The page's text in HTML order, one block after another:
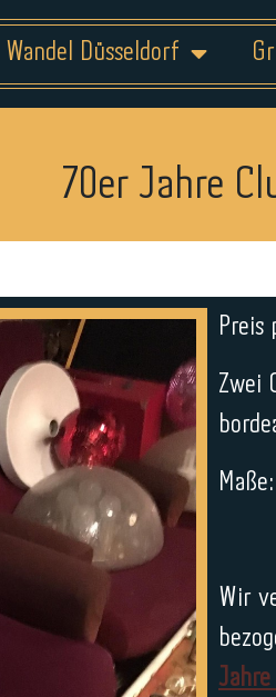
Wandel Düsseldorf
70er Jahre
Preis
Zwei
Wir
Jahre